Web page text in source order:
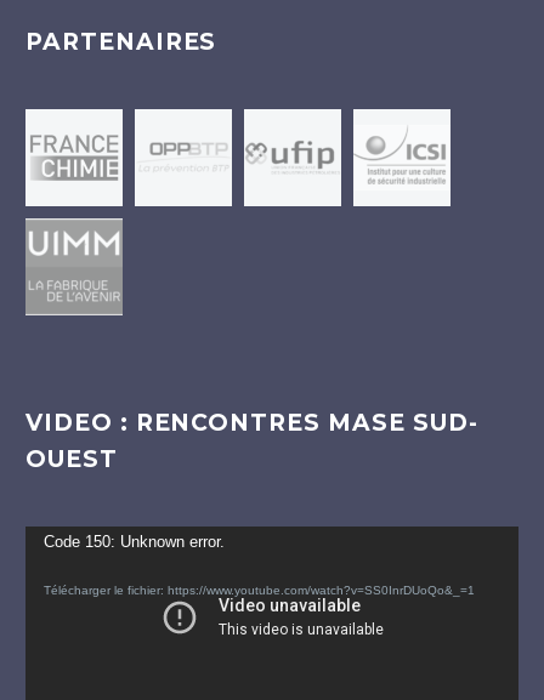
PARTENAIRES
VIDEO : RENCONTRES MASE SUD-
OUEST
Lecteur
Code 150: Unknown error.
Télécharger le fichier: https://www.youtube.com/watch?v=SS0InrDUoQo&_=1